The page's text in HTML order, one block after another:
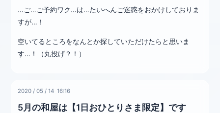
…ご…ご予約ワク…は…たいへんご迷惑をおかけしておりま
すが…！
空いてるところをなんとか探していただけたらと思いま
す…！（丸投げ？！）
2020 /05 /14 16:16
5月の和屋は【1日おひとりさま限定】です